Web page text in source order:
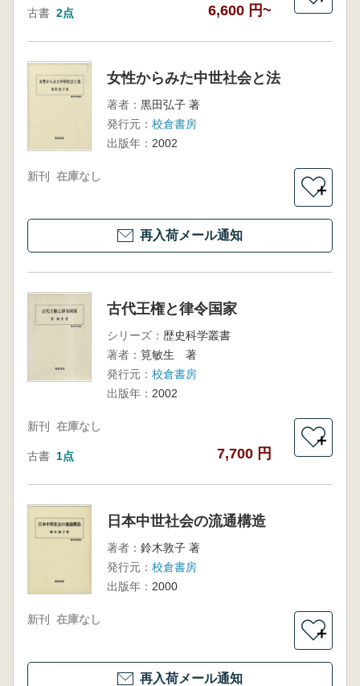
古書 2点 6,600 円~
女性からみた中世社会と法
著者： 黒田弘子 著
発行元： 校倉書房
出版年： 2002
新刊 在庫なし
＋
再入荷メール通知
古代王権と律令国家
シリーズ： 歴史科学叢書
著者： 筧敏生 著
発行元： 校倉書房
出版年： 2002
新刊 在庫なし
古書 1点 7,700 円
＋
日本中世社会の流通構造
著者： 鈴木敦子 著
発行元： 校倉書房
出版年： 2000
新刊 在庫なし
＋
再入荷メール通知